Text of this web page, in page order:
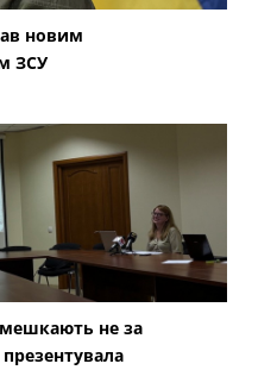
новим
ЗСУ
мешкають не за